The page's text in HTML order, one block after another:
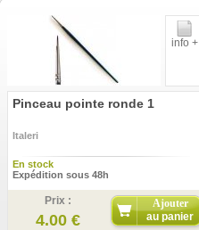
info +
Pinceau pointe ronde 1
Italeri
En stock
Expédition sous 48h
Prix :
4.00 €
Ajouter
au panier